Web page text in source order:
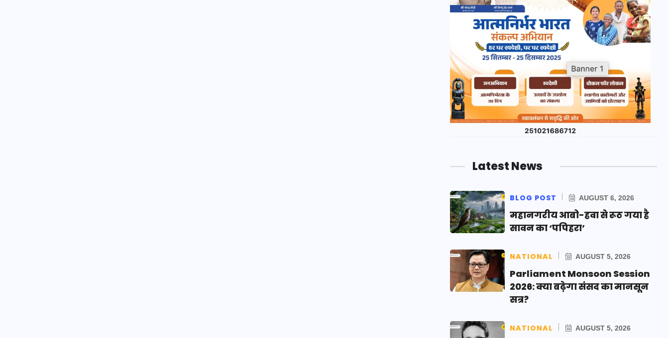
Latest News
BLOG POST AUGUST 6, 2026
महानगरीय आबो-हवा से रूठ गया है
सावन का ‘पपिहरा’
NATIONAL AUGUST 5, 2026
Parliament Monsoon Session
2026: क्या बढ़ेगा संसद का मानसून
सत्र?
NATIONAL AUGUST 5, 2026